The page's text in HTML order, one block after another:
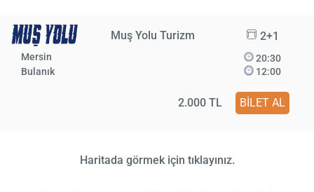
Muş Yolu Turizm 2+1
Mersin
Bulanık
20:30
12:00
2.000 TL BİLET AL
Haritada görmek için tıklayınız.